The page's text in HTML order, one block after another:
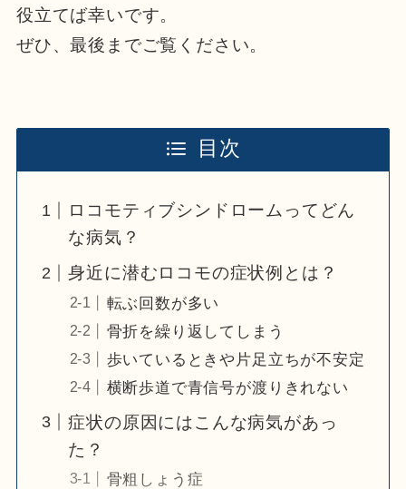
役立てば幸いです。
ぜひ、最後までご覧ください。
目次
ロコモティブシンドロームってどん
な病気？
身近に潜むロコモの症状例とは？
転ぶ回数が多い
骨折を繰り返してしまう
歩いているときや片足立ちが不安定
横断歩道で青信号が渡りきれない
症状の原因にはこんな病気があっ
た？
骨粗しょう症